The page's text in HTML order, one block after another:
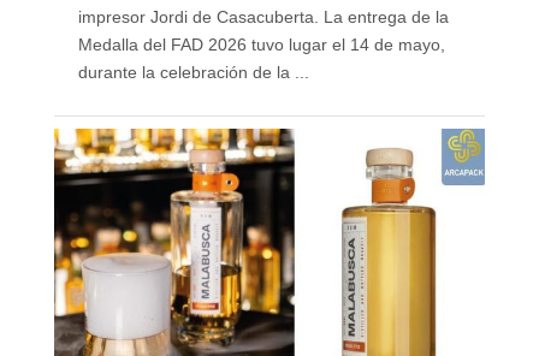
impresor Jordi de Casacuberta. La entrega de la
Medalla del FAD 2026 tuvo lugar el 14 de mayo,
durante la celebración de la ...